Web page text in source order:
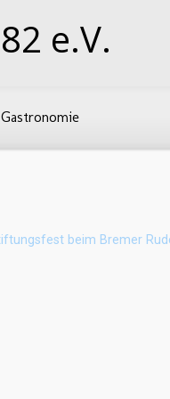
e.V.
Gastronomie
beim Bremer